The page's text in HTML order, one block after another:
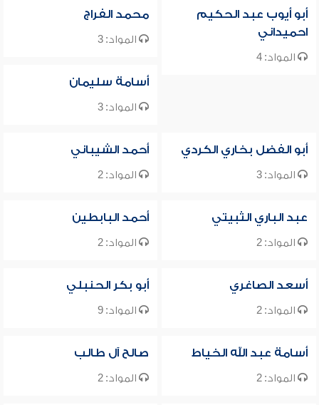
أبو أيوب عبد الحكيم
احميداني
المواد: 4
محمد الفراج
المواد: 3
أسامة سليمان
المواد: 3
أبو الفضل بخاري الكردي
المواد: 3
أحمد الشيباني
المواد: 2
عبد الباري الثبيتي
المواد: 2
أحمد البابطين
المواد: 2
أسعد الصاغري
المواد: 2
أبو بكر الحنبلي
المواد: 9
أسامة عبد الله الخياط
المواد: 2
صالح آل طالب
المواد: 2